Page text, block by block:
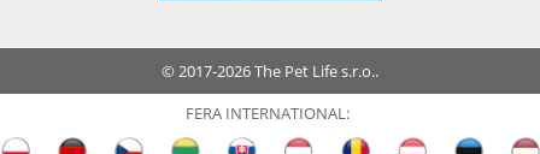
© 2017-2026 The Pet Life s.r.o..
FERA INTERNATIONAL: